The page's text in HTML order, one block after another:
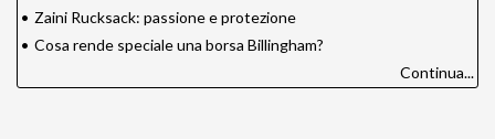
• Zaini Rucksack: passione e protezione
• Cosa rende speciale una borsa Billingham?
Continua...